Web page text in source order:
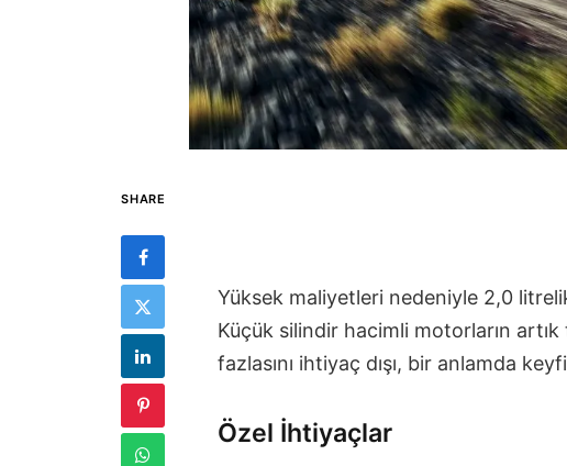
SHARE
Yüksek maliyetleri nedeniyle 2,0
Küçük silindir hacimli motorların
fazlasını ihtiyaç dışı, bir anlamda
Özel İhtiyaçlar